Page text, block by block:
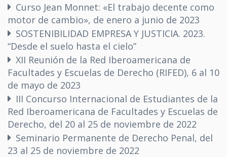
Curso Jean Monnet: «El trabajo decente como
motor de cambio», de enero a junio de 2023
SOSTENIBILIDAD EMPRESA Y JUSTICIA. 2023.
“Desde el suelo hasta el cielo”
XII Reunión de la Red Iberoamericana de
Facultades y Escuelas de Derecho (RIFED), 6 al 10
de mayo de 2023
III Concurso Internacional de Estudiantes de la
Red Iberoamericana de Facultades y Escuelas de
Derecho, del 20 al 25 de noviembre de 2022
Seminario Permanente de Derecho Penal, del
23 al 25 de noviembre de 2022